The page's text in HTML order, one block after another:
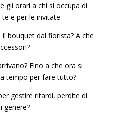
gli orari a chi si occupa di
e per le invitate.
bouquet dal fiorista? A che
Fino a che ora si
tempo per fare tutto?
gestire ritardi, perdite di
genere?